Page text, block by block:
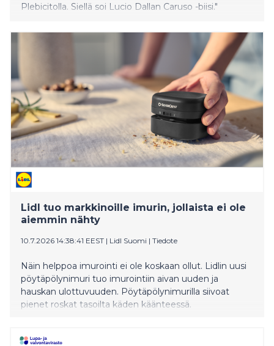
Plebicitolla. Siellä soi Lucio Dallan Caruso -biisi."
Lidl tuo markkinoille imurin, jollaista ei ole
aiemmin nähty
10.7.2026 14:38:41 EEST | Lidl Suomi | Tiedote
Näin helppoa imurointi ei ole koskaan ollut. Lidlin uusi
pöytäpölynimuri tuo imurointiin aivan uuden ja
hauskan ulottuvuuden. Pöytäpölynimurilla siivoat
pienet roskat tasoilta käden käänteessä.